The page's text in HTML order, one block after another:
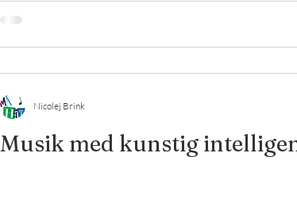
Musik med kunstig
Nicolej Brink